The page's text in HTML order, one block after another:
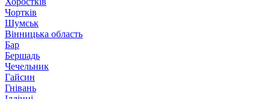
Чортків
Шумськ
Вінницька область
Бар
Бершадь
Чечельник
Гайсин
Гнівань